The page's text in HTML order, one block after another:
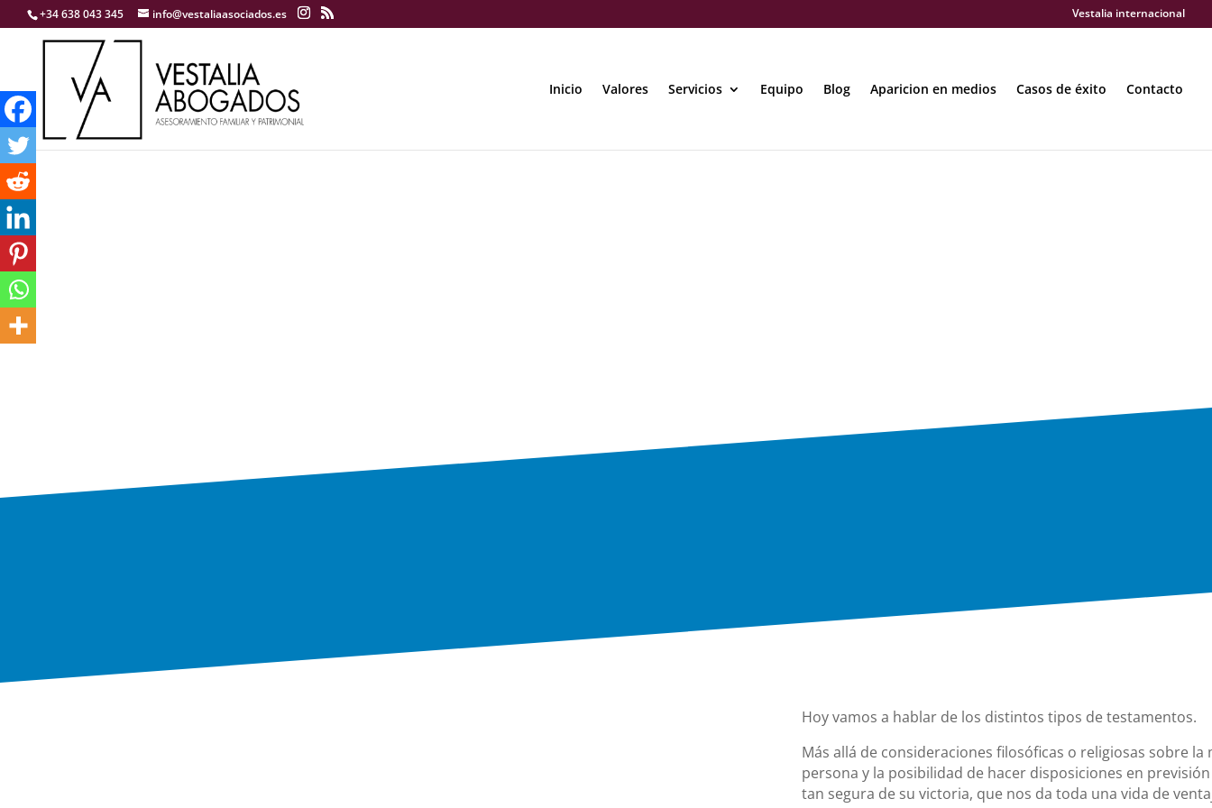
+34 638 043 345 info@vestaliaasociados.es Vestalia internacional
Inicio Valores Servicios Equipo Blog Aparicion en medios Casos de éxito Contacto
Hoy vamos a hablar de los distintos tipos de testamentos.
Más allá de consideraciones filosóficas o religiosas sobre
persona y la posibilidad de hacer disposiciones en
tan segura de su victoria, que nos da toda una vida de